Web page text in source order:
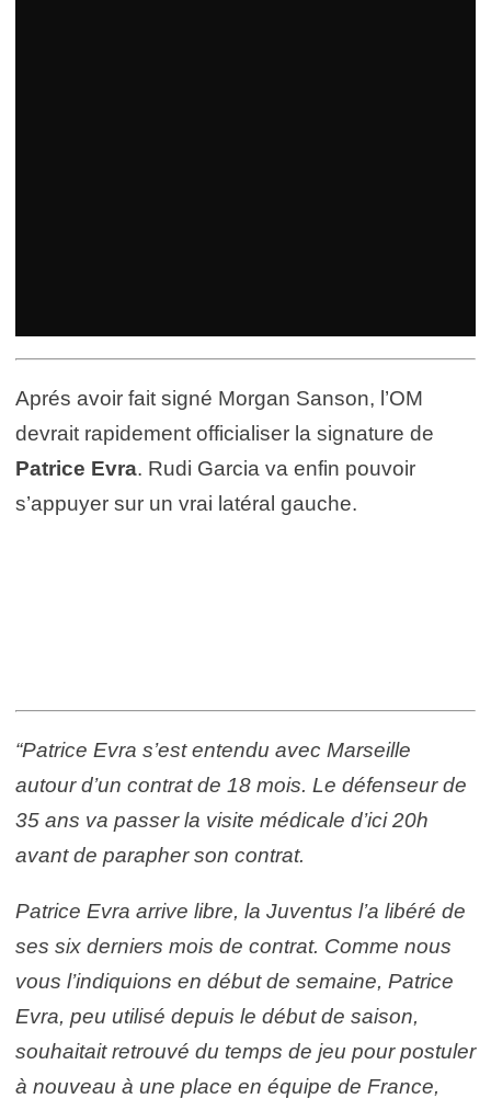
Aprés avoir fait signé Morgan Sanson, l’OM
devrait rapidement officialiser la signature de
Patrice Evra. Rudi Garcia va enfin pouvoir
s’appuyer sur un vrai latéral gauche.
“Patrice Evra s’est entendu avec Marseille
autour d’un contrat de 18 mois. Le défenseur de
35 ans va passer la visite médicale d’ici 20h
avant de parapher son contrat.
Patrice Evra arrive libre, la Juventus l’a libéré de
ses six derniers mois de contrat. Comme nous
vous l’indiquions en début de semaine, Patrice
Evra, peu utilisé depuis le début de saison,
souhaitait retrouvé du temps de jeu pour postuler
à nouveau à une place en équipe de France,